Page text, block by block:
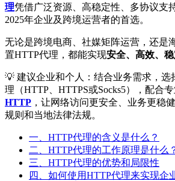
理凭借广泛资源、高稳定性、多协议支
2025年企业及跨境运营者的首选。
无论是跨境电商、社媒矩阵运营，还是
置HTTP代理，都能实现安全、高效、
💡 建议企业和个人：结合业务需求，选
理（HTTP、HTTPS或Socks5），配合
HTTP ，让网络访问更安全、业务更稳
规则和当地法律法规。
一、HTTP代理的含义是什么？
二、HTTP代理的工作原理是什么
三、HTTP代理的优势和局限性
四、如何使用HTTP代理来实现企